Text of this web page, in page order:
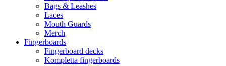
Bags & Leashes
Laces
Mouth Guards
Merch
Fingerboards
Fingerboard decks
Kompletta fingerboards